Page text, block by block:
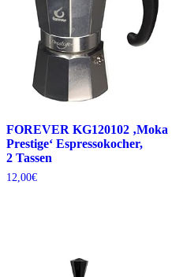
FOREVER KG120102 ‚Moka
Prestige‘ Espressokocher,
2 Tassen
12,00€